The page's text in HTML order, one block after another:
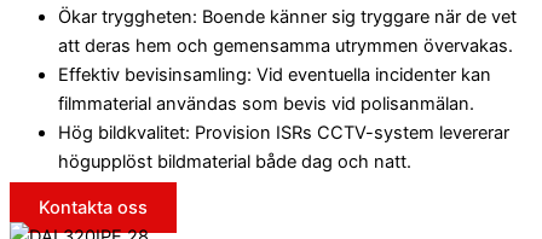
Ökar tryggheten: Boende känner sig tryggare när de vet
att deras hem och gemensamma utrymmen övervakas.
Effektiv bevisinsamling: Vid eventuella incidenter kan
filmmaterial användas som bevis vid polisanmälan.
Hög bildkvalitet: Provision ISRs CCTV-system levererar
högupplöst bildmaterial både dag och natt.
Kontakta oss